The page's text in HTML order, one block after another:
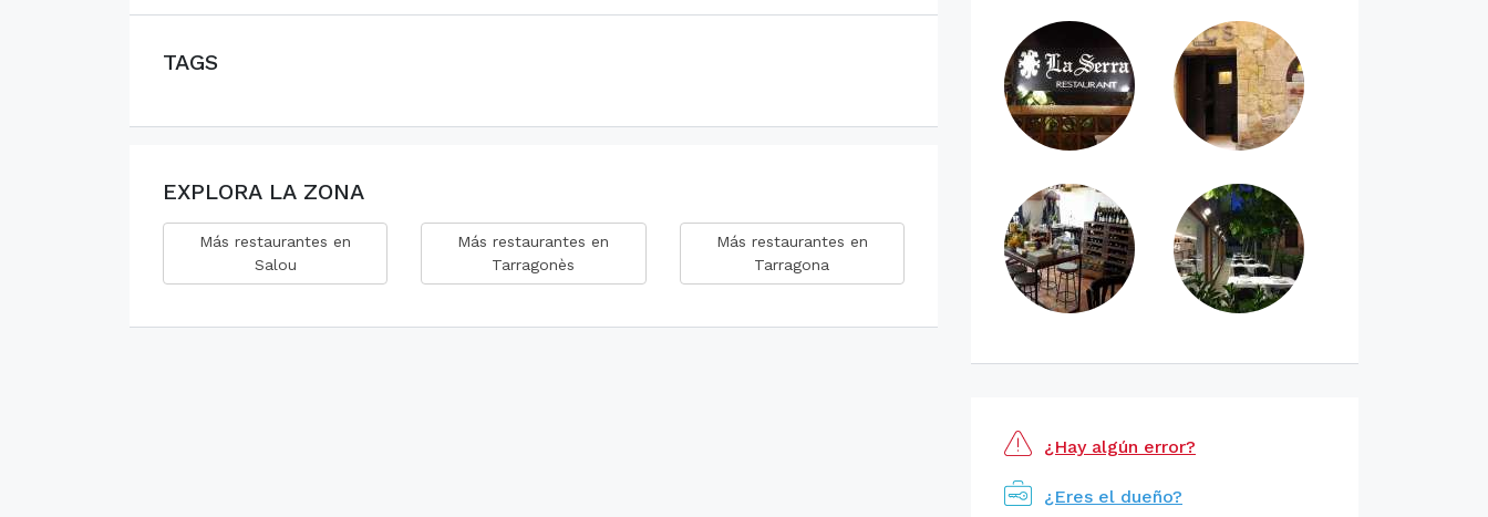
TAGS
EXPLORA LA ZONA
Más restaurantes en
Salou
Más restaurantes en
Tarragonès
Más restaurantes en
Tarragona
¿Hay algún error?
¿Eres el dueño?